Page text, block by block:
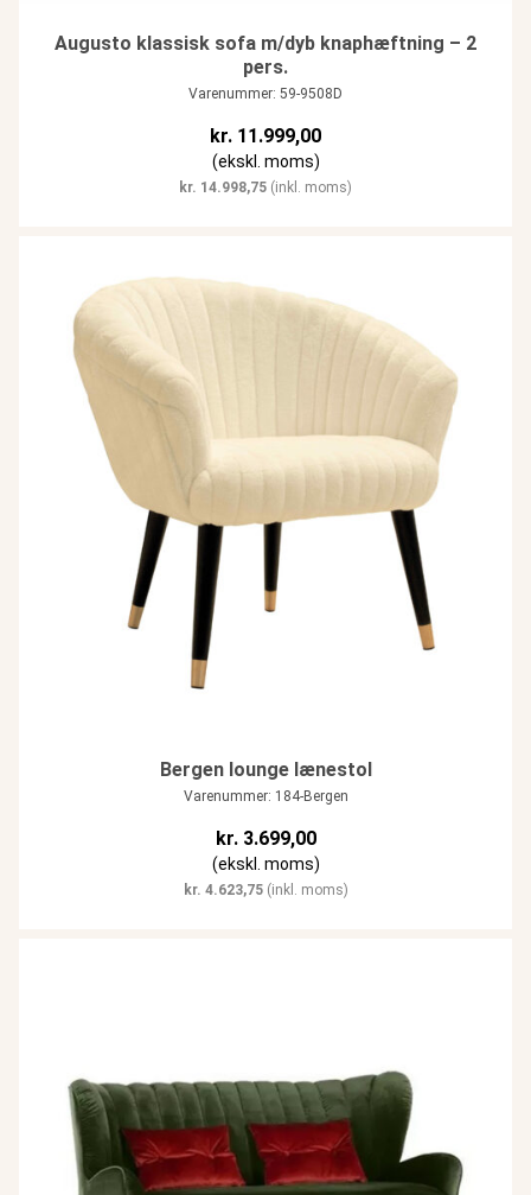
Augusto klassisk sofa m/dyb knaphæftning – 2
pers.
Varenummer: 59-9508D
kr. 11.999,00
(ekskl. moms)
kr. 14.998,75 (inkl. moms)
Bergen lounge lænestol
Varenummer: 184-Bergen
kr.3.699,00
(ekskl. moms)
kr. 4.623,75(inkl. moms)